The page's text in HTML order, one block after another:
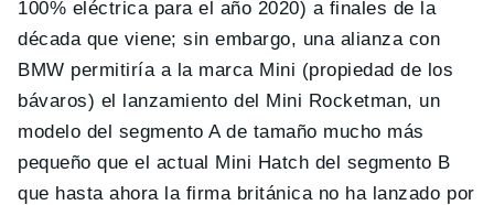
100% eléctrica para el año 2020) a finales de la
década que viene; sin embargo, una alianza con
BMW permitiría a la marca Mini (propiedad de los
bávaros) el lanzamiento del Mini Rocketman, un
modelo del segmento A de tamaño mucho más
pequeño que el actual Mini Hatch del segmento B
que hasta ahora la firma británica no ha lanzado por